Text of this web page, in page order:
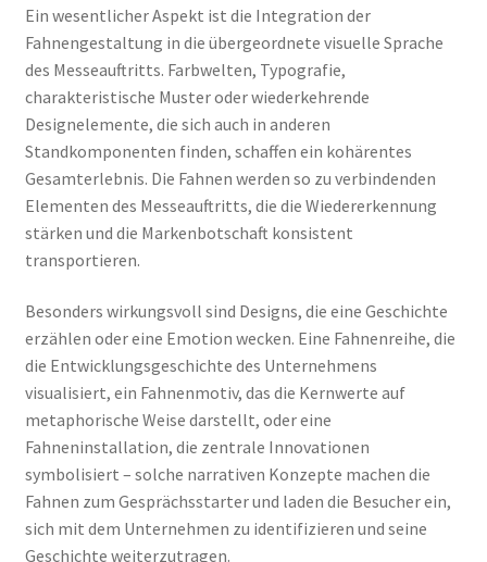
Ein wesentlicher Aspekt ist die Integration der
Fahnengestaltung in die übergeordnete visuelle Sprache
des Messeauftritts. Farbwelten, Typografie,
charakteristische Muster oder wiederkehrende
Designelemente, die sich auch in anderen
Standkomponenten finden, schaffen ein kohärentes
Gesamterlebnis. Die Fahnen werden so zu verbindenden
Elementen des Messeauftritts, die die Wiedererkennung
stärken und die Markenbotschaft konsistent
transportieren.
Besonders wirkungsvoll sind Designs, die eine Geschichte
erzählen oder eine Emotion wecken. Eine Fahnenreihe, die
die Entwicklungsgeschichte des Unternehmens
visualisiert, ein Fahnenmotiv, das die Kernwerte auf
metaphorische Weise darstellt, oder eine
Fahneninstallation, die zentrale Innovationen
symbolisiert – solche narrativen Konzepte machen die
Fahnen zum Gesprächsstarter und laden die Besucher ein,
sich mit dem Unternehmen zu identifizieren und seine
Geschichte weiterzutragen.